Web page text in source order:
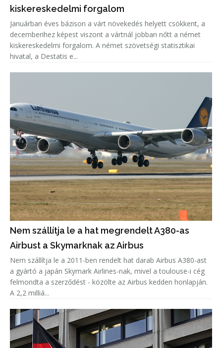
kiskereskedelmi forgalom
Januárban éves bázison a várt növekedés helyett csökkent, a
decemberihez képest viszont a vártnál jobban nőtt a német
kiskereskedelmi forgalom. A német szövetségi statisztikai
hivatal, a Destatis e...
Nem szállítja le a hat megrendelt A380-as
Airbust a Skymarknak az Airbus
Nem szállítja le a 2011-ben rendelt hat darab Airbus A380-ast
a gyártó a japán Skymark Airlines-nak, mivel a toulouse-i cég
felmondta a szerződést - közölte az Airbus kedden honlapján.
A 2,2 milliá...